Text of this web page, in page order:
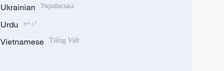
Ukrainian Українська
Urdu اردو
Vietnamese Tiếng Việt